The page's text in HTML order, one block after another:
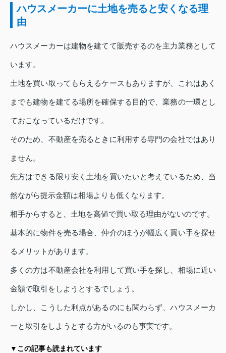
ハウスメーカーに土地を売ると安くなる理
由
ハウスメーカーは建物を建てて販売するのを主力業務として
います。
土地を買い取ってもらえるケースもありますが、これはあく
までも建物を建てる場所を確保する目的で、業務の一環とし
ておこなっているだけです。
そのため、不動産を売るときに利用する専門の会社ではあり
ません。
先方はできる限り安く土地を買いたいと考えているため、当
然ながら提示金額は相場よりも低くなります。
相手からすると、土地を高値で買い取る理由がないのです。
基本的に物件を売る場合、仲介のほうが幅広く買い手を探せ
るメリットがあります。
多くの方は不動産会社を利用して買い手を探し、相場に近い
金額で取引をしようとするでしょう。
しかし、こうした利点があるのにも関わらず、ハウスメーカ
ーと取引をしようとする方がいるのも事実です。
▼この記事も読まれています